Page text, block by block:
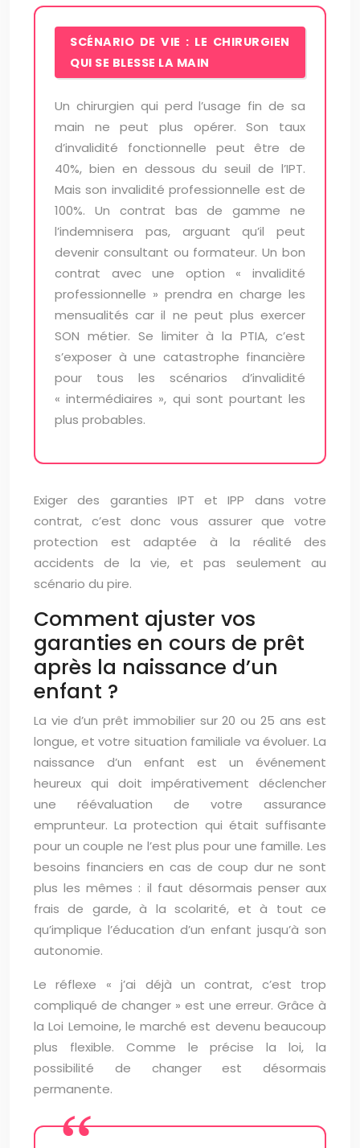
SCÉNARIO DE VIE : LE CHIRURGIEN
QUI SE BLESSE LA MAIN
Un chirurgien qui perd l’usage fin de sa
main ne peut plus opérer. Son taux
d’invalidité fonctionnelle peut être de
40%, bien en dessous du seuil de l’IPT.
Mais son invalidité professionnelle est de
100%. Un contrat bas de gamme ne
l’indemnisera pas, arguant qu’il peut
devenir consultant ou formateur. Un bon
contrat avec une option « invalidité
professionnelle » prendra en charge les
mensualités car il ne peut plus exercer
SON métier. Se limiter à la PTIA, c’est
s’exposer à une catastrophe financière
pour tous les scénarios d’invalidité
« intermédiaires », qui sont pourtant les
plus probables.
Exiger des garanties IPT et IPP dans votre
contrat, c’est donc vous assurer que votre
protection est adaptée à la réalité des
accidents de la vie, et pas seulement au
scénario du pire.
Comment ajuster vos
garanties en cours de prêt
après la naissance d’un
enfant ?
La vie d’un prêt immobilier sur 20 ou 25 ans est
longue, et votre situation familiale va évoluer. La
naissance d’un enfant est un événement
heureux qui doit impérativement déclencher
une réévaluation de votre assurance
emprunteur. La protection qui était suffisante
pour un couple ne l’est plus pour une famille. Les
besoins financiers en cas de coup dur ne sont
plus les mêmes : il faut désormais penser aux
frais de garde, à la scolarité, et à tout ce
qu’implique l’éducation d’un enfant jusqu’à son
autonomie.
Le réflexe « j’ai déjà un contrat, c’est trop
compliqué de changer » est une erreur. Grâce à
la Loi Lemoine, le marché est devenu beaucoup
plus flexible. Comme le précise la loi, la
possibilité de changer est désormais
permanente.